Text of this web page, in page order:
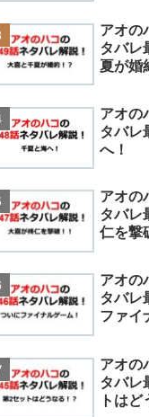
アオの
タバレ
夏が婚
アオの
タバレ
へ！
アオの
タバレ
仁を撃
アオの
タバレ
ファイ
アオの
タバレ
トはど